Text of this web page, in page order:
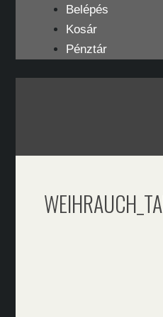
tartalomba
Belépés
Kosár
Pénztár